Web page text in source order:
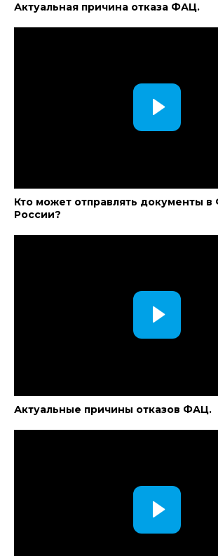
Актуальная причина отказа ФАЦ.
Кто может отправлять документы
России?
Актуальные причины отказов ФАЦ.